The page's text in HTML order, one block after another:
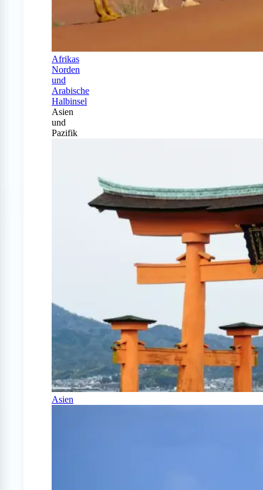
Afrikas
Norden
und
Arabische
Halbinsel
Asien
und
Pazifik
Asien